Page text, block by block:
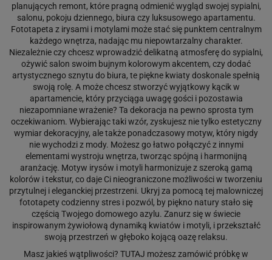
planujących remont, które pragną odmienić wygląd swojej sypialni,
salonu, pokoju dziennego, biura czy luksusowego apartamentu.
Fototapeta z irysami i motylami może stać się punktem centralnym
każdego wnętrza, nadając mu niepowtarzalny charakter.
Niezależnie czy chcesz wprowadzić delikatną atmosferę do sypialni,
ożywić salon swoim bujnym kolorowym akcentem, czy dodać
artystycznego sznytu do biura, te piękne kwiaty doskonale spełnią
swoją rolę. A może chcesz stworzyć wyjątkowy kącik w
apartamencie, który przyciąga uwagę gości i pozostawia
niezapomniane wrażenie? Ta dekoracja na pewno sprosta tym
oczekiwaniom. Wybierając taki wzór, zyskujesz nie tylko estetyczny
wymiar dekoracyjny, ale także ponadczasowy motyw, który nigdy
nie wychodzi z mody. Możesz go łatwo połączyć z innymi
elementami wystroju wnętrza, tworząc spójną i harmonijną
aranżację. Motyw irysów i motyli harmonizuje z szeroką gamą
kolorów i tekstur, co daje Ci nieograniczone możliwości w tworzeniu
przytulnej i eleganckiej przestrzeni. Ukryj za pomocą tej malowniczej
fototapety codzienny stres i pozwól, by piękno natury stało się
częścią Twojego domowego azylu. Zanurz się w świecie
inspirowanym żywiołową dynamiką kwiatów i motyli, i przekształć
swoją przestrzeń w głęboko kojącą oazę relaksu.
Masz jakieś wątpliwości? TUTAJ możesz zamówić próbkę w